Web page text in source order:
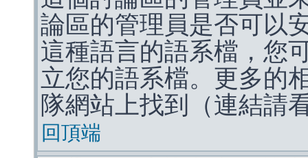
論區的管理員是否可以
這種語言的語系檔，您
立您的語系檔。更多的
隊網站上找到（連結請
回頂端